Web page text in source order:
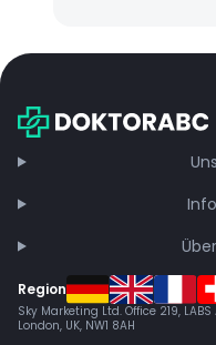
Region
Sky Marketing Ltd. Office 219,
London, UK, NW1 8AH